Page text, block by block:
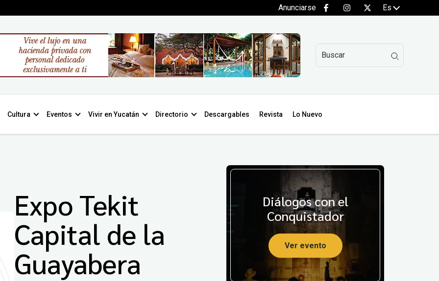
Anunciarse Es
Cultura Eventos Vivir en Yucatán Directorio Descargables Revista Lo Nuevo
Expo Tekit
Capital de la
Guayabera
Diálogos con el
Conquistador
Ver evento